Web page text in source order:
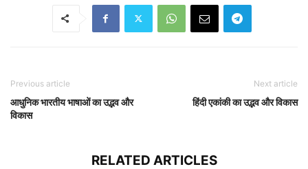
Previous article
आधुनिक भारतीय भाषाओं का उद्भव और
विकास
Next article
हिंदी एकांकी का उद्भव और विकास
RELATED ARTICLES